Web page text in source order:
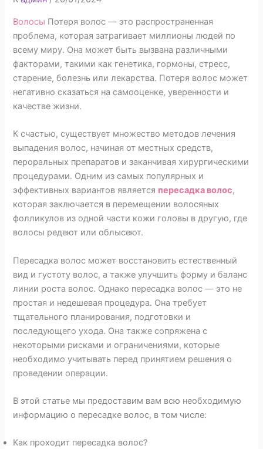
Волосы Потеря волос — это распространенная
проблема, которая затрагивает миллионы людей по
всему миру. Она может быть вызвана различными
факторами, такими как генетика, гормоны, стресс,
старение, болезнь или лекарства. Потеря волос может
негативно сказаться на самооценке, уверенности и
качестве жизни.
К счастью, существует множество методов лечения
выпадения волос, начиная от местных средств,
пероральных препаратов и заканчивая хирургическими
процедурами. Одним из самых популярных и
эффективных вариантов является пересадка волос,
которая заключается в перемещении волосяных
фолликулов из одной части кожи головы в другую, где
волосы редеют или облысеют.
Пересадка волос может восстановить естественный
вид и густоту волос, а также улучшить форму и баланс
линии роста волос. Однако пересадка волос — это не
простая и недешевая процедура. Она требует
тщательного планирования, подготовки и
последующего ухода. Она также сопряжена с
некоторыми рисками и ограничениями, которые
необходимо учитывать перед принятием решения о
проведении операции.
В этой статье мы предоставим вам всю необходимую
информацию о пересадке волос, в том числе:
Как проходит пересадка волос?